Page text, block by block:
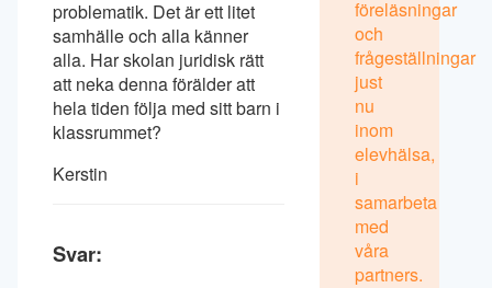
problematik. Det är ett litet
samhälle och alla känner
alla. Har skolan juridisk rätt
att neka denna förälder att
hela tiden följa med sitt barn i
klassrummet?
Kerstin
Svar:
föreläsningar
och
frågeställningar
just
nu
inom
elevhälsa,
i
samarbeta
med
våra
partners.